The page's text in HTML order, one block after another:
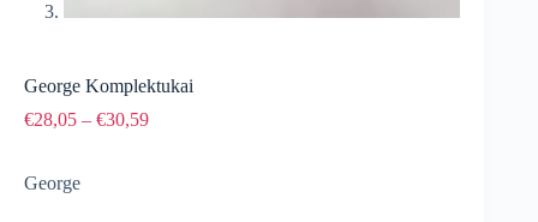
George Komplektukai
€28,05 – €30,59Price
George